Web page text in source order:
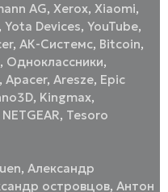
AG,Xerox,Xiaomi,
,Yota Devices,YouTube,
,АК-Системс, Вitcoin,
, Одноклассники,
,Apacer,Aresze, Epic
, Kingmax,
NETGEAR, Tesoro
,Александр
островцов,Антон